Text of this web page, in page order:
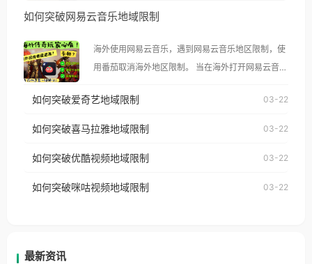
示语。 海外用户如香港、澳门、台湾、美国、加拿
像其他音乐平台一样，出现地区及版权限制问题，且
仅能在中国大陆地区播放。 遇到这个问题的朋友们，
使用番茄回国加速器，即可解决「海外用户收听腾讯
台湾、美国、加拿大、澳大利亚、欧洲等国家和地区
权限制所困扰。
如何突破网易云音乐地域限制
海外使用网易云音乐，遇到网易云音乐地区限制，使
用番茄取消海外地区限制。 当在海外打开网易云音
播放”的提示语。 海外用户如香港、澳门、台湾、美
国、加拿大、澳大利亚、欧洲等国家和地区时，网易
制问题，且仅能在中国大陆地区播放。 遇到这个问题
户收听网易云音乐地区版权限制」的问题，无论人在
如何突破爱奇艺地域限制 03-22
如何突破喜马拉雅地域限制 03-22
如何突破优酷视频地域限制 03-22
如何突破咪咕视频地域限制 03-22
最新资讯